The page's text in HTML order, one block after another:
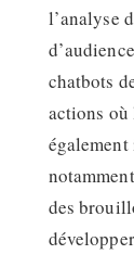
l’analyse
chatbots
actions
des